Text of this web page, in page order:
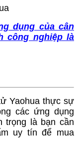
dụng của cân
công nghiệp là
Yaohua thực sự
các ứng dụng
trọng là bạn cần
uy tín để mua